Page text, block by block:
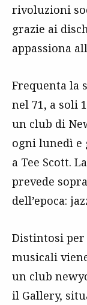
rivoluzioni
grazie ai
appassiona
Frequenta la
nel 71, a soli
un club di
ogni lunedì e
a Tee Scott.
prevede
dell’epoca:
Distintosi per
musicali
un club
il Gallery,